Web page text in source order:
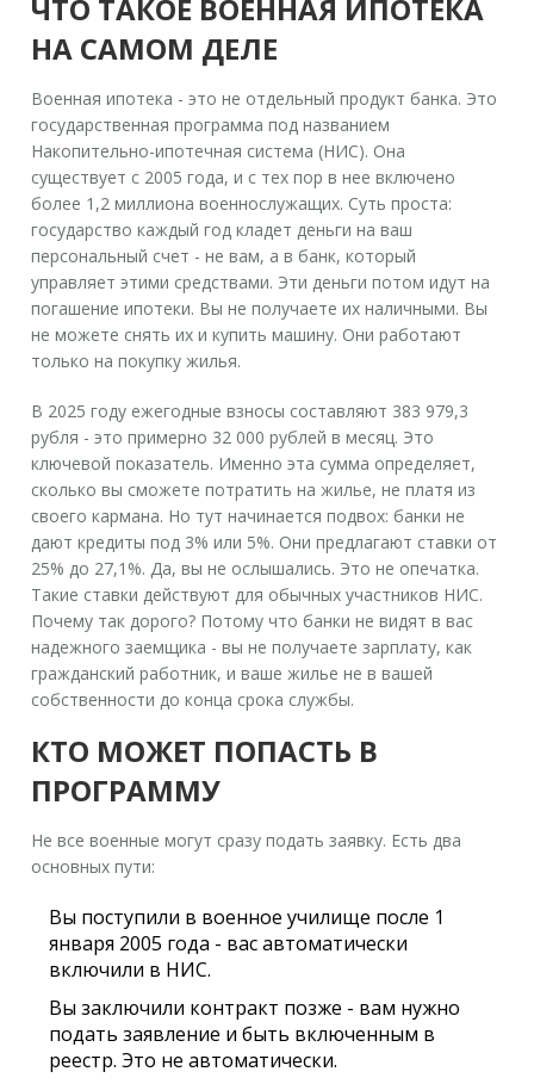
ЧТО ТАКОЕ ВОЕННАЯ ИПОТЕКА
НА САМОМ ДЕЛЕ
Военная ипотека - это не отдельный продукт банка. Это
государственная программа под названием
Накопительно-ипотечная система (НИС). Она
существует с 2005 года, и с тех пор в нее включено
более 1,2 миллиона военнослужащих. Суть проста:
государство каждый год кладет деньги на ваш
персональный счет - не вам, а в банк, который
управляет этими средствами. Эти деньги потом идут на
погашение ипотеки. Вы не получаете их наличными. Вы
не можете снять их и купить машину. Они работают
только на покупку жилья.
В 2025 году ежегодные взносы составляют 383 979,3
рубля - это примерно 32 000 рублей в месяц. Это
ключевой показатель. Именно эта сумма определяет,
сколько вы сможете потратить на жилье, не платя из
своего кармана. Но тут начинается подвох: банки не
дают кредиты под 3% или 5%. Они предлагают ставки от
25% до 27,1%. Да, вы не ослышались. Это не опечатка.
Такие ставки действуют для обычных участников НИС.
Почему так дорого? Потому что банки не видят в вас
надежного заемщика - вы не получаете зарплату, как
гражданский работник, и ваше жилье не в вашей
собственности до конца срока службы.
КТО МОЖЕТ ПОПАСТЬ В
ПРОГРАММУ
Не все военные могут сразу подать заявку. Есть два
основных пути:
Вы поступили в военное училище после 1
января 2005 года - вас автоматически
включили в НИС.
Вы заключили контракт позже - вам нужно
подать заявление и быть включенным в
реестр. Это не автоматически.